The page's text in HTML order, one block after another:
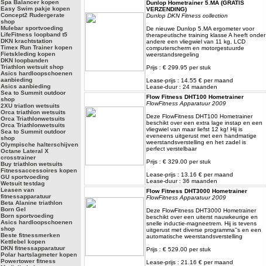
Spa Balancer kopen
Easy Swim pakje kopen
Concept2 Rudergerate
shop
Mulebar sportvoeding
LifeFitness loopband t5
DKN krachtstation
Timex Run Trainer kopen
Fietskleding kopen
DKN loopbanden
Triathlon wetsuit shop
Asics hardloopschoenen
aanbieding
Asics aanbieding
Sea to Summit outdoor
shop
2XU triatlon wetsuits
Orca triathlon wetsuits
Orca Triathlonwetsuits
Orca Triathlonwetsuits
Sea to Summit outdoor
shop
Olympische halterschijven
Octane Lateral X
crosstrainer
Buy triathlon wetsuits
Fitnessaccessoires kopen
GU sportvoeding
Wetsuit testdag
Leasen van
fitnessapparatuur
Beta Alanine triathlon
Born Gel
Born sportvoeding
Asics hardloopschoenen
shop
Beste fitnessmerken
Kettlebel kopen
DKN fitnessapparatuur
Polar hartslagmeter kopen
Powertower fitness
Dunlop Hometrainer 5.MA (GRATIS
VERZENDING)
Dunlop DKN Fitness collection
De nieuwe Dunlop 5.MA ergometer voor
therapeutische training klasse A heeft onder
andere een vliegwiel van 11 kg, LCD
computerscherm en motorgestuurde
weerstandsregeling
Prijs : € 299.95 per stuk
Lease-prijs : 14.55 € per maand
Lease-duur : 24 maanden
Flow Fitness DHT100 Hometrainer
FlowFitness Apparatuur 2009
Deze FlowFitness DHT100 Hometrainer
beschikt over een extra lage instap en een
vliegwiel van maar liefst 12 kg! Hij is
eveneens uitgerust met een handmatige
weerstandsverstelling en het zadel is
perfect verstelbaar
Prijs : € 329.00 per stuk
Lease-prijs : 13.16 € per maand
Lease-duur : 36 maanden
Flow Fitness DHT3000 Hometrainer
FlowFitness Apparatuur 2009
Deze FlowFitness DHT3000 Hometrainer
beschikt over een uiterst nauwkeurige en
snelle inductie-magneetrem. Hij is tevens
uitgerust met diverse programma''s en een
automatische weerstandsverstelling
Prijs : € 529.00 per stuk
Lease-prijs : 21.16 € per maand